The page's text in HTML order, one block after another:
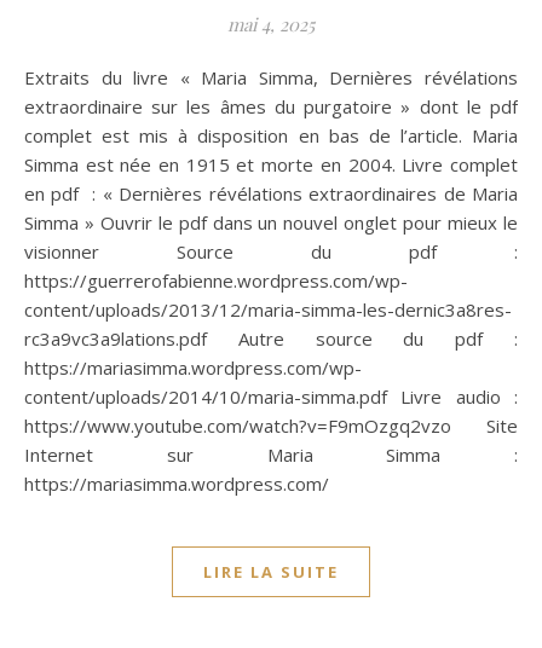
mai 4, 2025
Extraits du livre « Maria Simma, Dernières révélations
extraordinaire sur les âmes du purgatoire » dont le pdf
complet est mis à disposition en bas de l’article. Maria
Simma est née en 1915 et morte en 2004. Livre complet
en pdf : « Dernières révélations extraordinaires de Maria
Simma » Ouvrir le pdf dans un nouvel onglet pour mieux le
visionner Source du pdf :
https://guerrerofabienne.wordpress.com/wp-
content/uploads/2013/12/maria-simma-les-dernic3a8res-
rc3a9vc3a9lations.pdf Autre source du pdf :
https://mariasimma.wordpress.com/wp-
content/uploads/2014/10/maria-simma.pdf Livre audio :
https://www.youtube.com/watch?v=F9mOzgq2vzo Site
Internet sur Maria Simma :
https://mariasimma.wordpress.com/
LIRE LA SUITE